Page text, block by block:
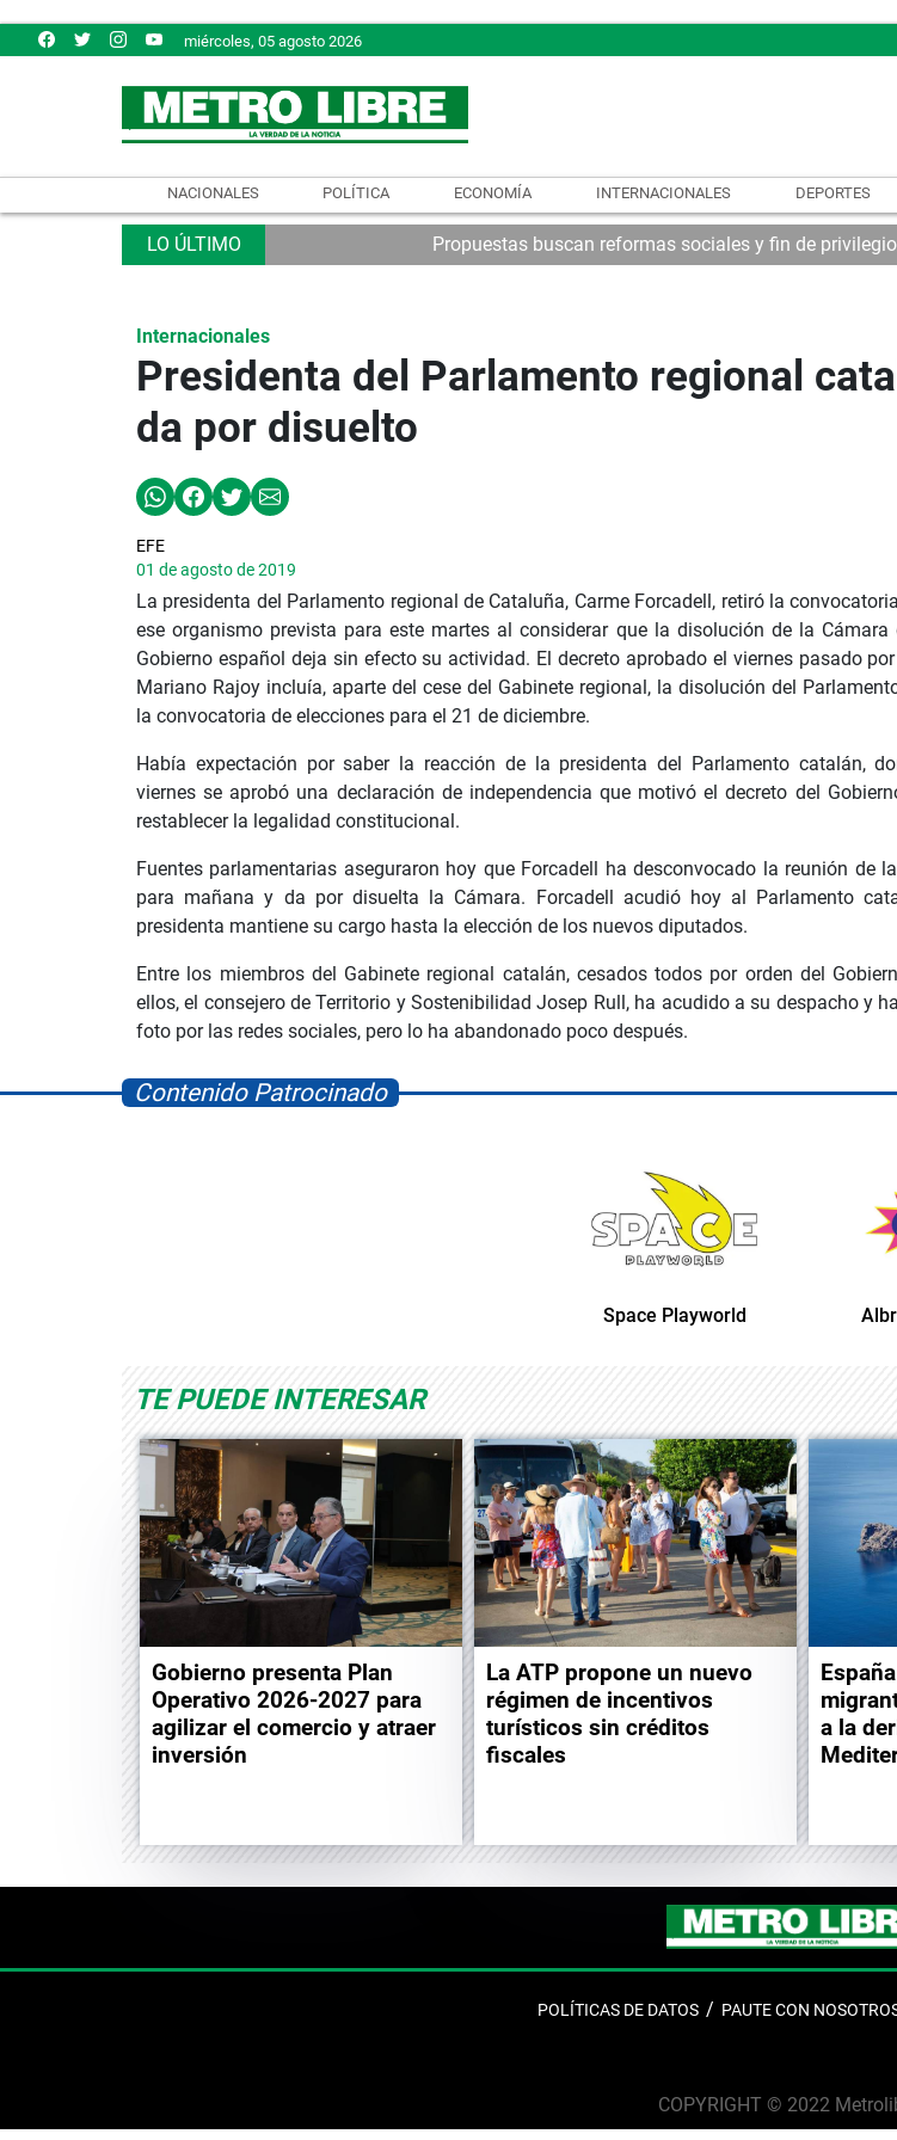
miércoles, 05 agosto 2026
NACIONALES POLÍTICA ECONOMÍA INTERNACIONALES DEPORTES
Propuestas buscan reformas sociales y fin de
Internacionales
Presidenta del Parlamento regional
da por disuelto
EFE
01 de agosto de 2019
La presidenta del Parlamento regional de Cataluña, Carme Forcadell, retiró la
ese organismo prevista para este martes al considerar que la disolución de la Cámara
Gobierno español deja sin efecto su actividad. El decreto aprobado el viernes pasado
Mariano Rajoy incluía, aparte del cese del Gabinete regional, la disolución del
la convocatoria de elecciones para el 21 de diciembre.
Había expectación por saber la reacción de la presidenta del Parlamento catalán,
viernes se aprobó una declaración de independencia que motivó el decreto del
restablecer la legalidad constitucional.
Fuentes parlamentarias aseguraron hoy que Forcadell ha desconvocado la reunión de
para mañana y da por disuelta la Cámara. Forcadell acudió hoy al Parlamento
presidenta mantiene su cargo hasta la elección de los nuevos diputados.
Entre los miembros del Gabinete regional catalán, cesados todos por orden del
ellos, el consejero de Territorio y Sostenibilidad Josep Rull, ha acudido a su despacho y
foto por las redes sociales, pero lo ha abandonado poco después.
Contenido Patrocinado
Space Playworld
TE PUEDE INTERESAR
Gobierno presenta Plan
Operativo 2026-2027 para
agilizar el comercio y atraer
inversión
La ATP propone un nuevo
régimen de incentivos
turísticos sin créditos
fiscales
a la
POLÍTICAS DE DATOS PAUTE CON
COPYRIGHT © 2022